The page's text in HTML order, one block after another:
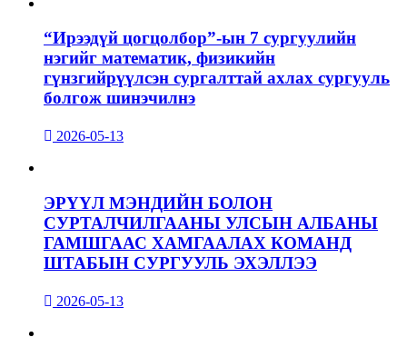
“Ирээдүй цогцолбор”-ын 7 сургуулийн
нэгийг математик, физикийн
гүнзгийрүүлсэн сургалттай ахлах сургууль
болгож шинэчилнэ
2026-05-13
ЭРҮҮЛ МЭНДИЙН БОЛОН
СУРТАЛЧИЛГААНЫ УЛСЫН АЛБАНЫ
ГАМШГААС ХАМГААЛАХ КОМАНД
ШТАБЫН СУРГУУЛЬ ЭХЭЛЛЭЭ
2026-05-13